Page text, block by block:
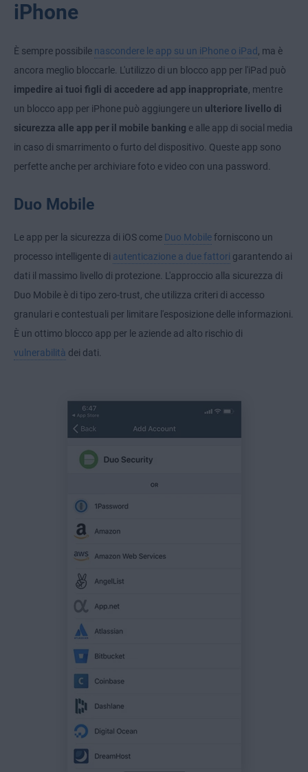
iPhone
È sempre possibile nascondere le app su un iPhone o iPad
, ma è
ancora meglio bloccarle. L'utilizzo di un blocco app per l'iPad può
impedire ai tuoi figli di accedere ad app inappropriate , mentre
un blocco app per iPhone può aggiungere un ulteriore livello di
sicurezza alle app per il mobile banking e alle app di social media
in caso di smarrimento o furto del dispositivo. Queste app sono
perfette anche per archiviare foto e video con una password.
Duo Mobile
Le app per la sicurezza di iOS come Duo Mobileforniscono un
processo intelligente di autenticazione a due fattori garantendo ai
dati il massimo livello di protezione. L'approccio alla sicurezza di
Duo Mobile è di tipo zero-trust, che utilizza criteri di accesso
granulari e contestuali per limitare l'esposizione delle informazioni.
È un ottimo blocco app per le aziende ad alto rischio di
vulnerabilità dei dati.